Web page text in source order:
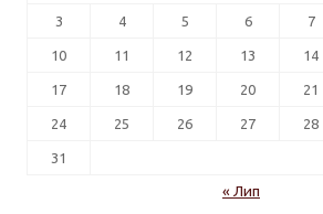
3 4 5 6 7
10 11 12 13 14
17 18 19 20 21
24 25 26 27 28
31
« Лип